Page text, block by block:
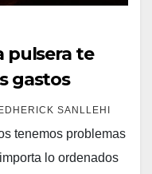
pulsera te
controlar tus gastos
SANLLEHI
tenemos problemas
lo ordenados